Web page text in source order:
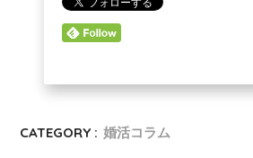
CATEGORY : 婚活コラム